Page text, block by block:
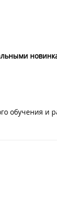
обучения и